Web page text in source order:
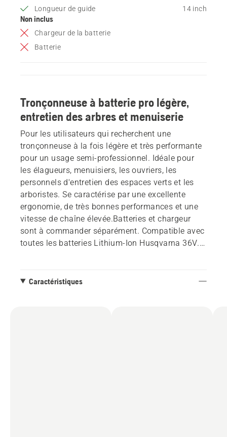
Longueur de guide
14 inch
Non inclus
Chargeur de la batterie
Batterie
Tronçonneuse à batterie pro légère,
entretien des arbres et menuiserie
Pour les utilisateurs qui recherchent une
tronçonneuse à la fois légère et très performante
pour un usage semi-professionnel. Idéale pour
les élagueurs, menuisiers, les ouvriers, les
personnels d'entretien des espaces verts et les
arboristes. Se caractérise par une excellente
ergonomie, de très bonnes performances et une
vitesse de chaîne élevée.Batteries et chargeur
sont à commander séparément. Compatible avec
toutes les batteries Lithium-Ion Husqvarna 36V.
Fleet Services™.
Caractéristiques